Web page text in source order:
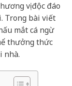
vị độc đáo
Trong bài viết
mắt cá ngừ
thưởng thức
nhà.